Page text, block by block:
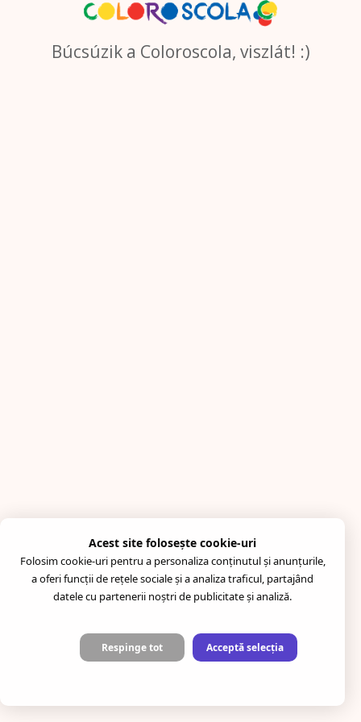
Búcsúzik a Coloroscola, viszlát! :)
Acest site folosește cookie-uri
Folosim cookie-uri pentru a personaliza conținutul și anunțurile,
a oferi funcții de rețele sociale și a analiza traficul, partajând
datele cu partenerii noștri de publicitate și analiză.
Respinge tot Acceptă selecția